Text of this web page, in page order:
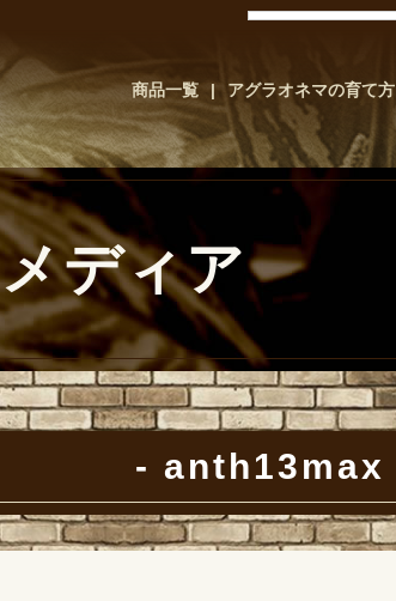
商品一覧 アグラオネマの育て方
メディア
anth13max